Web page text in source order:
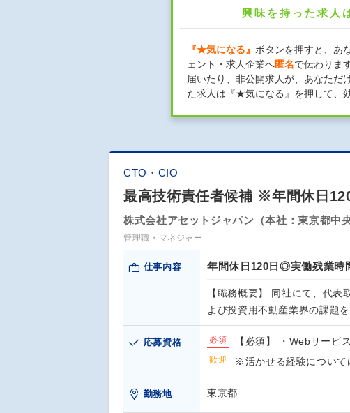
興味を持った求人
『★気になる』 ボタンを押すと、あ
ェント・求人企業へ匿名で伝わりま
届いたり、非公開求人が、あなただ
た求人は『★気になる』を押して、
CTO・CIO
最高技術責任者候補 ※年間休日
株式会社アセットジャパン（本社：東京都中央
管理職・マネジャー
仕事内容 年間休日120日◎実働残業時
【職務概要】 同社にて、代
よび投資用不動産業界の課題
応募資格 必須 【必須】 ・Webサービ
歓迎 ※活かせる経験について
勤務地 東京都